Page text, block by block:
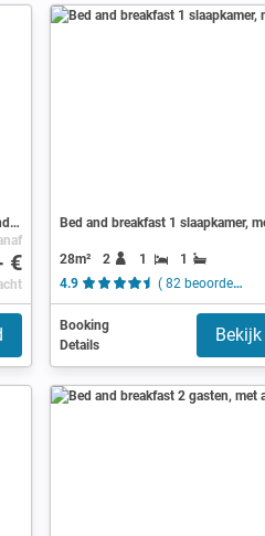
Bed and breakfast 3 slaapkamers, met air conditioning
€
Bed and breakfast 1 slaapkamer,
28m² 2 1
1
4.9
( 82 beoordelingen )
Booking
Details